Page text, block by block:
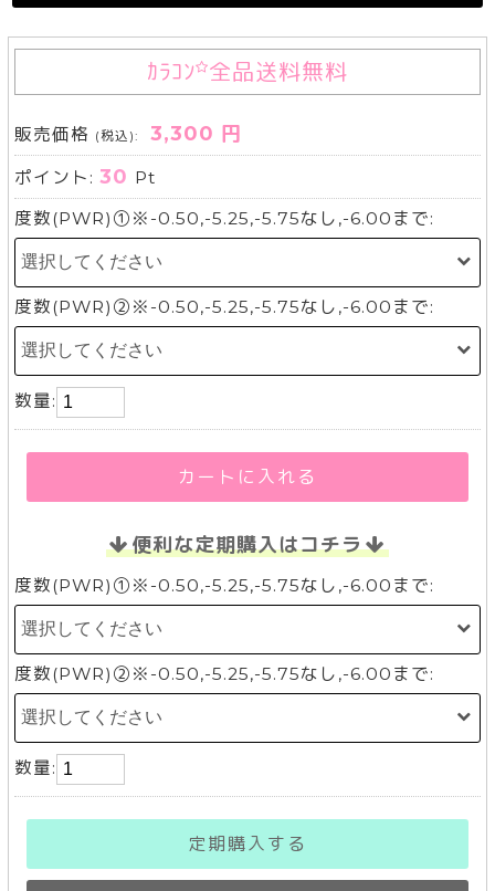
ｶﾗｺﾝ 全品送料無料
販売価格 (税込): 3,300 円
ポイント:30 Pt
度数(PWR)①※-0.50,-5.25,-5.75なし,-6.00まで:
度数(PWR)②※-0.50,-5.25,-5.75なし,-6.00まで:
数量:
カートに入れる
便利な定期購入はコチラ
度数(PWR)①※-0.50,-5.25,-5.75なし,-6.00まで:
度数(PWR)②※-0.50,-5.25,-5.75なし,-6.00まで:
数量:
定期購入する